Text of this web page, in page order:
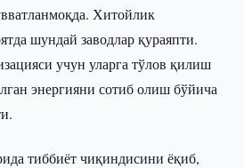
Хитойлик
шундай заводлар қураяпти.
учун уларга тўлов қилиш
энергияни сотиб олиш бўйича
тиббиёт чиқиндисини ёқиб,